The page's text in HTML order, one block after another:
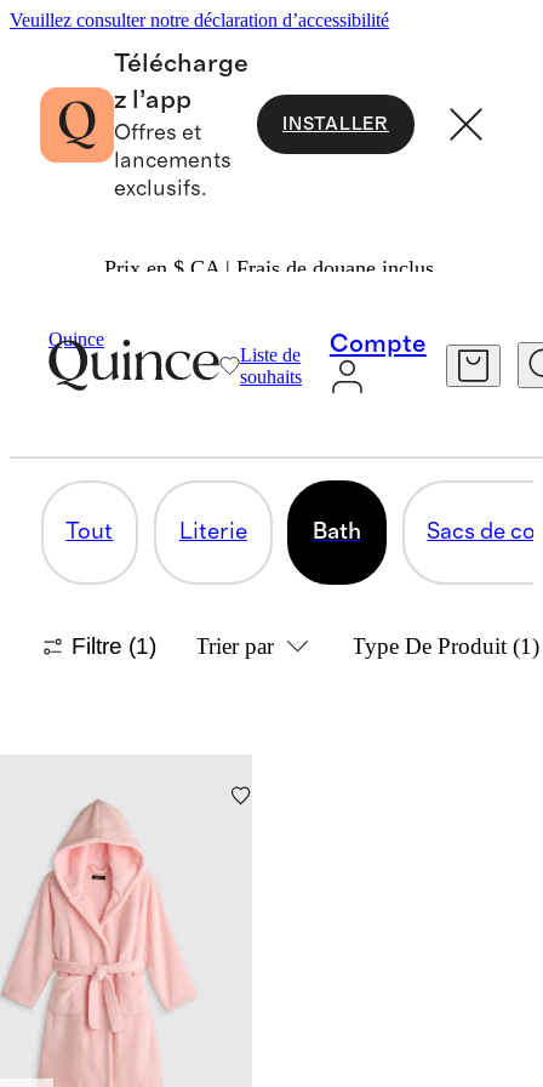
Veuillez consulter notre déclaration d’accessibilité
Télécharge
z l’app
Offres et
lancements
exclusifs.
INSTALLER
Prix en $ CA | Frais de douane inclus.
Quince
Liste de
souhaits
Compte
Maison
BATH
Tout Literie Bath Sacs de
Filtre (1) Trier par Type De Produit (1)